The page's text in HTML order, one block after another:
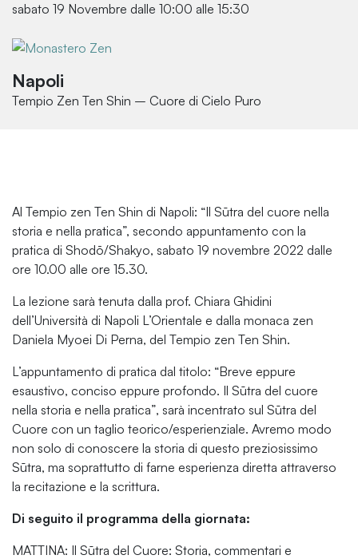
sabato 19 Novembre dalle 10:00 alle 15:30
Napoli
Tempio Zen Ten Shin – Cuore di Cielo Puro
Al Tempio zen Ten Shin di Napoli: “Il Sūtra del cuore nella
storia e nella pratica”, secondo appuntamento con la
pratica di Shodō/Shakyo, sabato 19 novembre 2022 dalle
ore 10.00 alle ore 15.30.
La lezione sarà tenuta dalla prof. Chiara Ghidini
dell’Università di Napoli L’Orientale e dalla monaca zen
Daniela Myoei Di Perna, del Tempio zen Ten Shin.
L’appuntamento di pratica dal titolo: “Breve eppure
esaustivo, conciso eppure profondo. Il Sūtra del cuore
nella storia e nella pratica”, sarà incentrato sul Sūtra del
Cuore con un taglio teorico/esperienziale. Avremo modo
non solo di conoscere la storia di questo preziosissimo
Sūtra, ma soprattutto di farne esperienza diretta attraverso
la recitazione e la scrittura.
Di seguito il programma della giornata:
MATTINA: Il Sūtra del Cuore: Storia, commentari e